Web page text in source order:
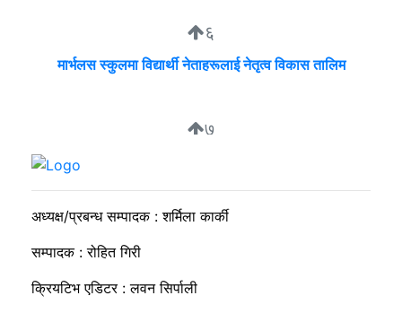
६
मार्भलस स्कुलमा विद्यार्थी नेताहरूलाई नेतृत्व विकास तालिम
७
सुदीप्ता क्यान्सर सर्भाइभर र्याम्प शो : जीवनले मृत्युलाई जितेको उत्सव
अध्यक्ष/प्रबन्ध सम्पादक : शर्मिला कार्की
सम्पादक : रोहित गिरी
क्रियटिभ एडिटर : लवन सिर्पाली